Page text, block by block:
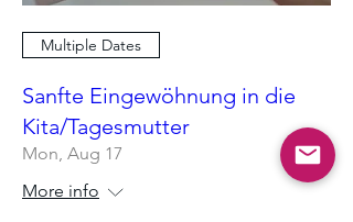
Multiple Dates
Sanfte Eingewöhnung in die
Kita/Tagesmutter
Mon, Aug 17
More info